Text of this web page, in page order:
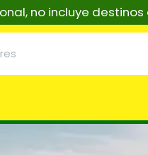
no incluye